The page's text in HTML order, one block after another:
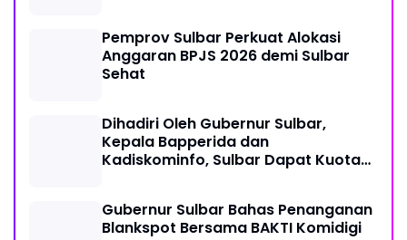
Pemprov Sulbar Perkuat Alokasi
Anggaran BPJS 2026 demi Sulbar
Sehat
Dihadiri Oleh Gubernur Sulbar,
Kepala Bapperida dan
Kadiskominfo, Sulbar Dapat Kuota
Gubernur Sulbar Bahas Penanganan
Blankspot Bersama BAKTI Komidigi